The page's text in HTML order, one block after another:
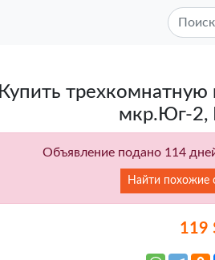
Купить трехкомнатную
мкр.Юг-2,
Объявление подано 114
Найти похожие
119